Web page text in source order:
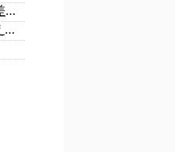
【知ってた？】カナダ発ウェアブランド、lululemonが日本でオープン→店名は日本差別からできた？
海外「大谷翔平がワールドシリーズ3連覇＆WSMVPなら歴代何位？海外ファンの答えがこちら」